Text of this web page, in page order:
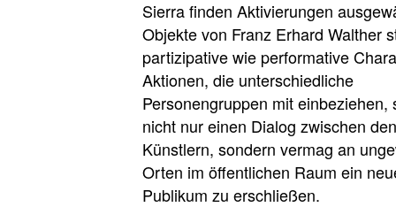
Sierra finden Aktivierungen
Objekte von Franz Erhard Walther
partizipative wie performative
Aktionen, die unterschiedliche
Personengruppen mit einbeziehen,
nicht nur einen Dialog zwischen
Künstlern, sondern vermag an
Orten im öffentlichen Raum ein
Publikum zu erschließen.